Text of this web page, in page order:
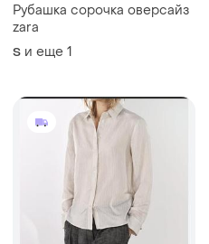
Рубашка сорочка оверсайз
zara
S и еще 1